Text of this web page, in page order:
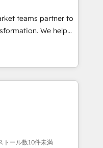
Success Media. -
and custom agents
teams partner to
We help
HubSpot’s
expert-led
built apps,
with inbound,
トール数10件未満